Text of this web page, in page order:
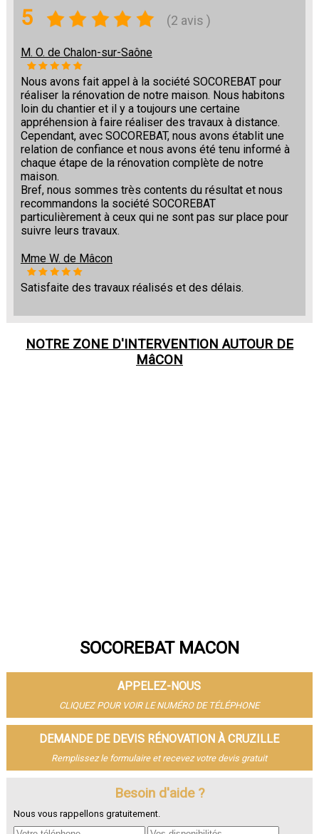
5 (2 avis )
M. O. de Chalon-sur-Saône
Nous avons fait appel à la société SOCOREBAT pour
réaliser la rénovation de notre maison. Nous habitons
loin du chantier et il y a toujours une certaine
appréhension à faire réaliser des travaux à distance.
Cependant, avec SOCOREBAT, nous avons établit une
relation de confiance et nous avons été tenu informé à
chaque étape de la rénovation complète de notre
maison.
Bref, nous sommes très contents du résultat et nous
recommandons la société SOCOREBAT
particulièrement à ceux qui ne sont pas sur place pour
suivre leurs travaux.
Mme W. de Mâcon
Satisfaite des travaux réalisés et des délais.
NOTRE ZONE D'INTERVENTION AUTOUR DE
MâCON
SOCOREBAT MACON
APPELEZ-NOUS
CLIQUEZ POUR VOIR LE NUMÉRO DE TÉLÉPHONE
DEMANDE DE DEVIS RÉNOVATION À CRUZILLE
Remplissez le formulaire et recevez votre devis gratuit
Besoin d'aide ?
Nous vous rappellons gratuitement.